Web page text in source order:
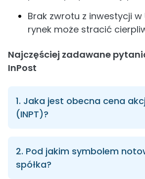
Brak zwrotu z inwestycji w
rynek może stracić
Najczęściej zadawane
InPost
1. Jaka jest obecna cena
(INPT)?
2. Pod jakim symbolem
spółka?